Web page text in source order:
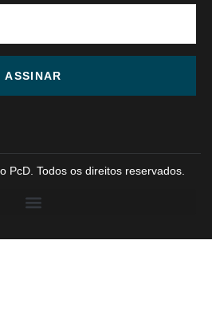
ASSINAR
PcD. Todos os direitos reservados.